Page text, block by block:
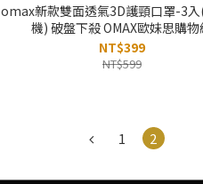
omax新款雙面透氣3D護頸口罩-3
機) 破盤下殺 OMAX歐妹思購
NT$399
NT$599
1 2